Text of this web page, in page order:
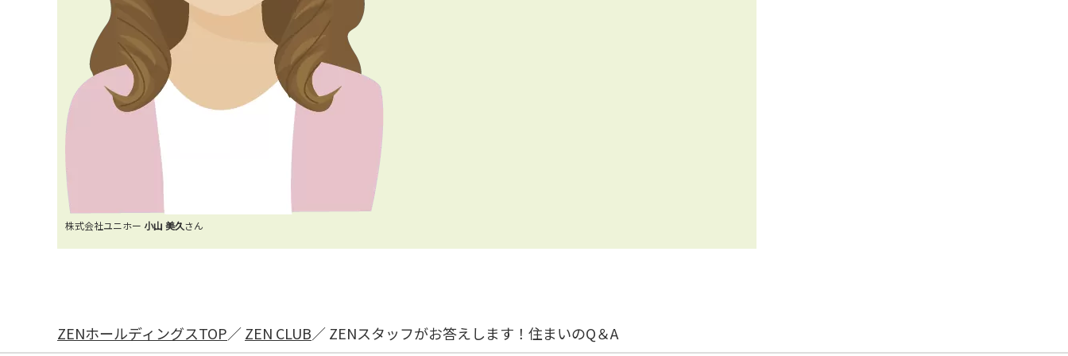
株式会社ユニホー 小山 美久さん
ZENホールディングスTOP ZEN CLUB ZENスタッフがお答えします！住まいのQ＆A